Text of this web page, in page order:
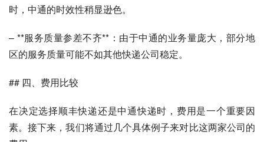
时，中通的时效性稍显逊色。
– **服务质量参差不齐**：由于中通的业务量庞大，部分地
区的服务质量可能不如其他快递公司稳定。
## 四、费用比较
在决定选择顺丰快递还是中通快递时，费用是一个重要因
素。接下来，我们将通过几个具体例子来对比这两家公司的